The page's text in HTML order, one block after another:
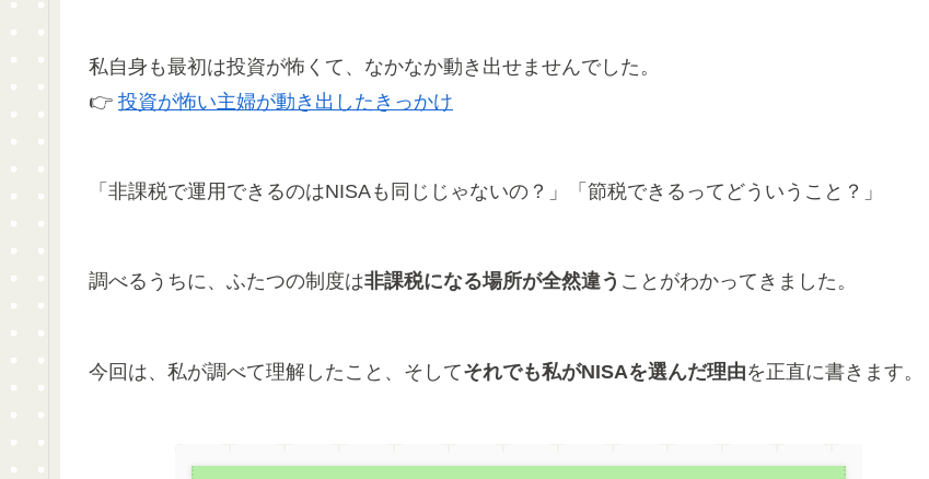
私自身も最初は投資が怖くて、なかなか動き出せませんでした。
👉 投資が怖い主婦が動き出したきっかけ
「非課税で運用できるのはNISAも同じじゃないの？」「節税できるってどういうこと？」
調べるうちに、ふたつの制度は非課税になる場所が全然違う ことがわかってきました。
今回は、私が調べて理解したこと、そしてそれでも私がNISAを選んだ理由を正直に書きます。